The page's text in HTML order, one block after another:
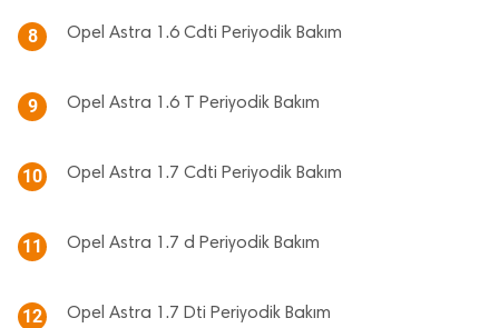
8 Opel Astra 1.6 Cdti Periyodik Bakım
9 Opel Astra 1.6 T Periyodik Bakım
10 Opel Astra 1.7 Cdti Periyodik Bakım
11 Opel Astra 1.7 d Periyodik Bakım
12 Opel Astra 1.7 Dti Periyodik Bakım